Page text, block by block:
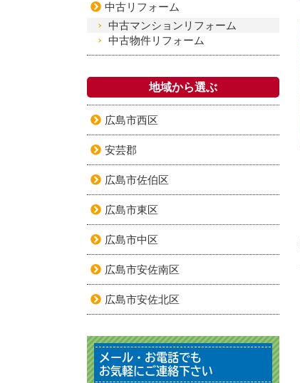
中古リフォーム
中古マンションリフォーム
中古物件リフォーム
地域から選ぶ
広島市西区
安芸郡
広島市佐伯区
広島市東区
広島市中区
広島市安佐南区
広島市安佐北区
メール・お電話でも
お気軽にご連絡下さい